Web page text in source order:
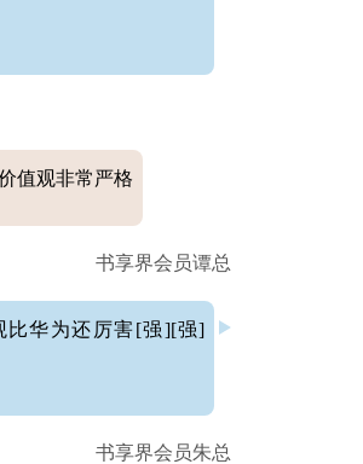
值观非常严格
书享界会员谭总
比华为还厉害[强][强]
书享界会员朱总